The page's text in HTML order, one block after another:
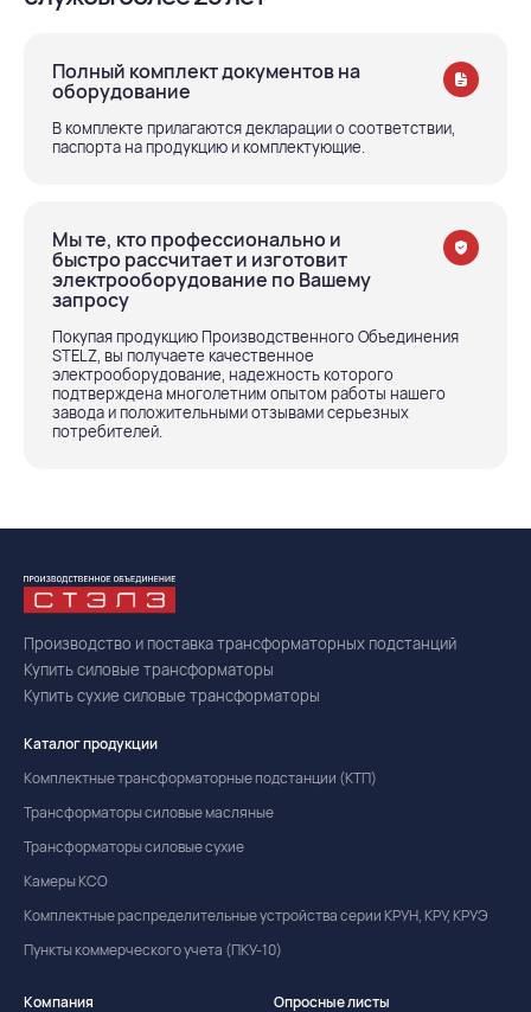
Полный комплект документов на
оборудование
В комплекте прилагаются декларации о соответствии,
паспорта на продукцию и комплектующие.
Мы те, кто профессионально и
быстро рассчитает и изготовит
электрооборудование по Вашему
запросу
Покупая продукцию Производственного Объединения
STELZ, вы получаете качественное
электрооборудование, надежность которого
подтверждена многолетним опытом работы нашего
завода и положительными отзывами серьезных
потребителей.
Производство и поставка трансформаторных подстанций
Купить силовые трансформаторы
Купить сухие силовые трансформаторы
Каталог продукции
Комплектные трансформаторные подстанции (КТП)
Трансформаторы силовые масляные
Трансформаторы силовые сухие
Камеры КСО
Комплектные распределительные устройства серии КРУН, КРУ, КРУЭ
Пункты коммерческого учета (ПКУ-10)
Компания Опросные листы